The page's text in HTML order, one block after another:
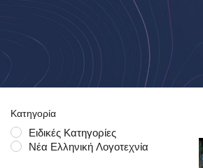
Κατηγορία
Ειδικές Κατηγορίες
Νέα Ελληνική Λογοτεχνία